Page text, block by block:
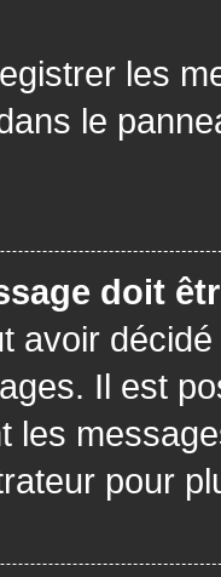
les
le
doit
avoir
Il est
les
pour